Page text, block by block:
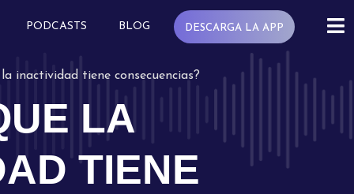
PODCASTS BLOG DESCARGA LA APP
la inactividad tiene consecuencias?
LA
TIENE